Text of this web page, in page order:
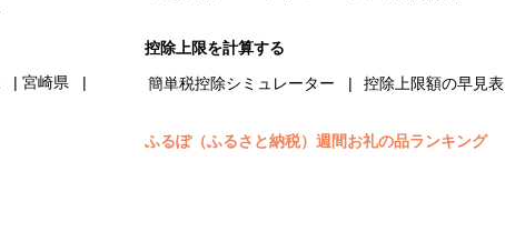
宮崎県
控除上限を計算する
簡単税控除シミュレーター
控除上限額の早見表
ふるぽ（ふるさと納税）週間お礼の品ランキング